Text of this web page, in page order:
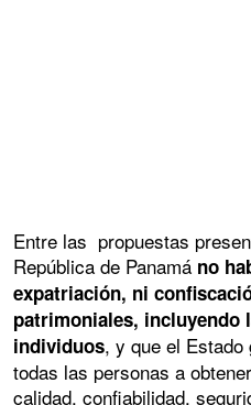
Entre las propuestas
República de Panamá no
expatriación, ni
patrimoniales, incluyendo
individuos, y que el
todas las personas a
calidad, confiabilidad,